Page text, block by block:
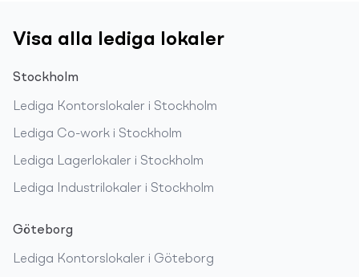
Visa alla lediga lokaler
Stockholm
Lediga Kontorslokaler i Stockholm
Lediga Co-work i Stockholm
Lediga Lagerlokaler i Stockholm
Lediga Industrilokaler i Stockholm
Göteborg
Lediga Kontorslokaler i Göteborg